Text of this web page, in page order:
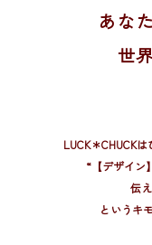
あな
世
LUCK＊CHUCK
“【デザイン
伝
というキ